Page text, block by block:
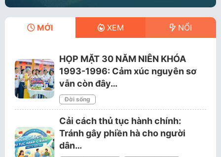
MỚI XEM NỔI
HỌP MẶT 30 NĂM NIÊN KHÓA
1993-1996: Cảm xúc nguyên sơ
vẫn còn đây…
Đời sống
Cải cách thủ tục hành chính:
Tránh gây phiền hà cho người
dân…